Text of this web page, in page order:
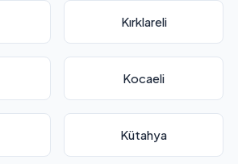
Kırklareli
Kocaeli
Kütahya